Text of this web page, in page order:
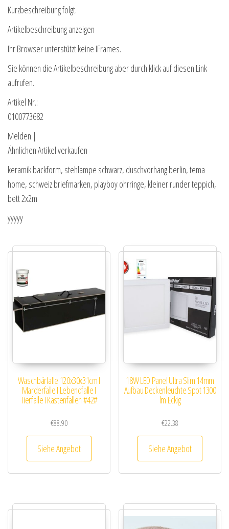
Kurzbeschreibung folgt.
Artikelbeschreibung anzeigen
Ihr Browser unterstützt keine IFrames.
Sie können die Artikelbeschreibung aber durch klick auf diesen Link
aufrufen.
Artikel Nr.:
0100773682
Melden |
Ähnlichen Artikel verkaufen
keramik backform, stehlampe schwarz, duschvorhang berlin, tema
home, schweiz briefmarken, playboy ohrringe, kleiner runder teppich,
bett 2x2m
yyyyy
Waschbärfalle 120x30x31cm I
Marderfalle I Lebendfalle I
Tierfalle I Kastenfallen #42#
€88.90
Siehe Angebot
18W LED Panel Ultra Slim 14mm
Aufbau Deckenleuchte Spot 1300
lm Eckig
€22.38
Siehe Angebot